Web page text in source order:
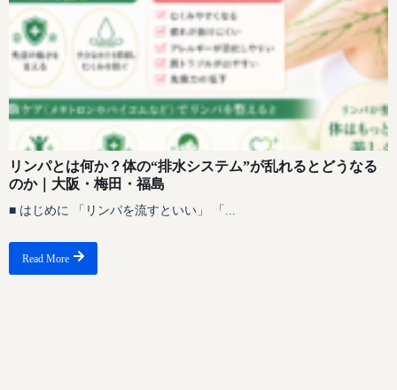
リンパとは何か？体の“排水システム”が乱れるとどうなる
のか｜大阪・梅田・福島
■ はじめに 「リンパを流すといい」 「...
Read More